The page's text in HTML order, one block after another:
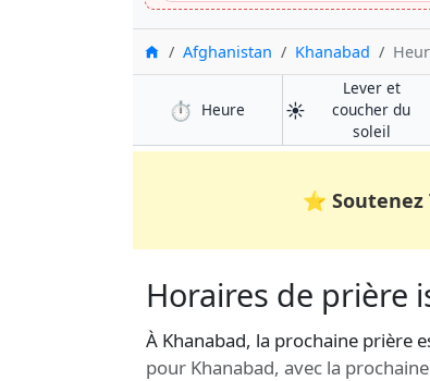
Accueil
Afghanistan Khanabad
⏱️ Heure à Khanabad
☀️
Lever et
coucher du
soleilà
⭐ Soutenez
Horaires de prière
À Khanabad, la prochaine prière
pour Khanabad, avec la